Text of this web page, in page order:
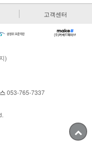
고객센터
)
053-765-7337